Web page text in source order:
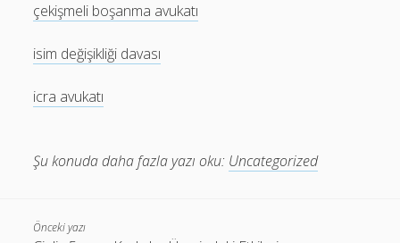
çekişmeli boşanma avukatı
isim değişikliği davası
icra avukatı
Şu konuda daha fazla yazı oku: Uncategorized
Önceki yazı